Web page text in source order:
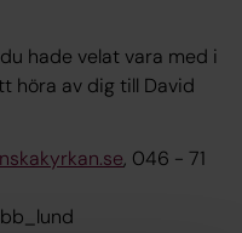
hade velat vara med i
höra av dig till David
, 046 - 71